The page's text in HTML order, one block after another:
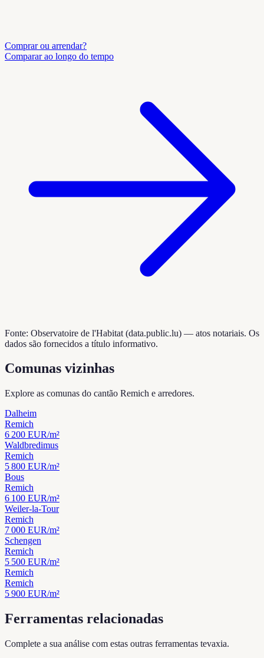
Comprar ou arrendar?
Comparar ao longo do tempo
Fonte: Observatoire de l'Habitat (data.public.lu) — atos notariais. Os
dados são fornecidos a título informativo.
Comunas vizinhas
Explore as comunas do cantão Remich e arredores.
Dalheim
Remich
6 200 EUR/m²
Waldbredimus
Remich
5 800 EUR/m²
Bous
Remich
6 100 EUR/m²
Weiler-la-Tour
Remich
7 000 EUR/m²
Schengen
Remich
5 500 EUR/m²
Remich
Remich
5 900 EUR/m²
Ferramentas relacionadas
Complete a sua análise com estas outras ferramentas tevaxia.